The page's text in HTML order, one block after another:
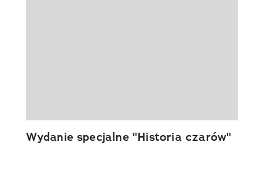
Wydanie specjalne "Historia czarów"